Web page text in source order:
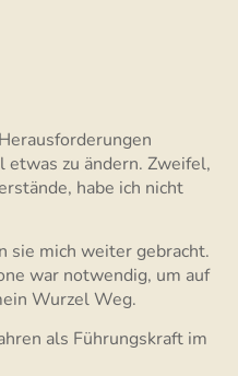
zu ändern. Zweifel,
habe ich nicht
sie mich weiter gebracht.
war notwendig, um auf
Wurzel Weg.
als Führungskraft im